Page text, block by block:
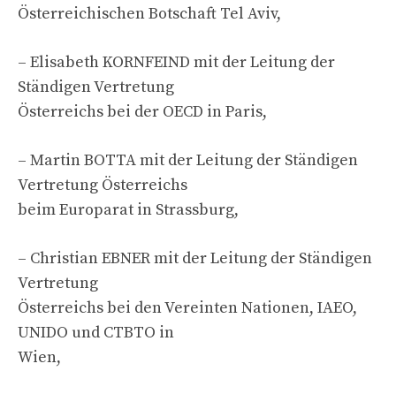
Österreichischen Botschaft Tel Aviv,
– Elisabeth KORNFEIND mit der Leitung der
Ständigen Vertretung
Österreichs bei der OECD in Paris,
– Martin BOTTA mit der Leitung der Ständigen
Vertretung Österreichs
beim Europarat in Strassburg,
– Christian EBNER mit der Leitung der Ständigen
Vertretung
Österreichs bei den Vereinten Nationen, IAEO,
UNIDO und CTBTO in
Wien,